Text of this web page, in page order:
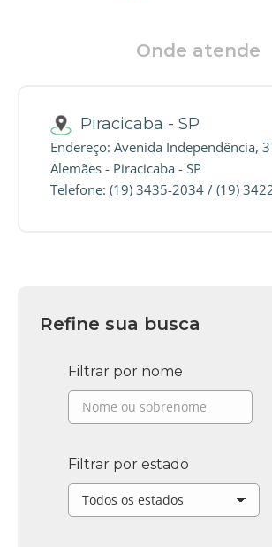
Onde atende
Piracicaba - SP
Endereço: Avenida Independência,
Alemães - Piracicaba - SP
Telefone: (19) 3435-2034 / (19)
Refine sua busca
Filtrar por nome
Filtrar por estado